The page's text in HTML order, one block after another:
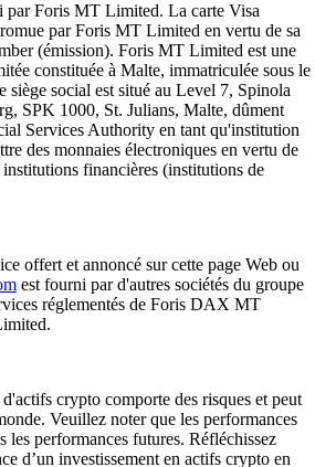
par Foris MT Limited. La carte Visa
par Foris MT Limited en vertu de sa
(émission). Foris MT Limited est une
constituée à Malte, immatriculée sous le
siège social est situé au Level 7, Spinola
SPK 1000, St. Julians, Malte, dûment
Services Authority en tant qu'institution
des monnaies électroniques en vertu de
financières (institutions de
offert et annoncé sur cette page Web ou
est fourni par d'autres sociétés du groupe
réglementés de Foris DAX MT
crypto comporte des risques et peut
Veuillez noter que les performances
les performances futures. Réfléchissez
d’un investissement en actifs crypto en